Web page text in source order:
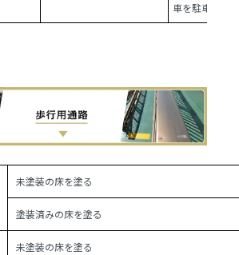
車を駐車せず
未塗装の床を塗る
塗装済みの床を塗る
未塗装の床を塗る